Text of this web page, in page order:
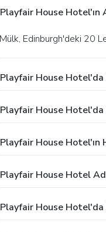
Playfair House Hotel'ın
Mülk, Edinburgh'deki 20
Playfair House Hotel'da
Playfair House Hotel'da
Playfair House Hotel'ın
Playfair House Hotel
Playfair House Hotel'da